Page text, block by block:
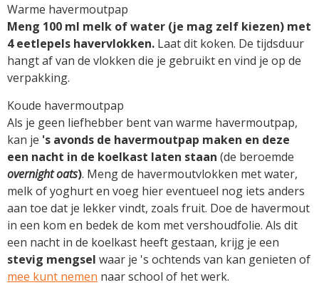
Warme havermoutpap
Meng 100 ml melk of water (je mag zelf kiezen) met
4 eetlepels havervlokken. Laat dit koken. De tijdsduur
hangt af van de vlokken die je gebruikt en vind je op de
verpakking.
Koude havermoutpap
Als je geen liefhebber bent van warme havermoutpap,
kan je 's avonds de havermoutpap maken en deze
een nacht in de koelkast laten staan (de beroemde
overnight oats). Meng de havermoutvlokken met water,
melk of yoghurt en voeg hier eventueel nog iets anders
aan toe dat je lekker vindt, zoals fruit. Doe de havermout
in een kom en bedek de kom met vershoudfolie. Als dit
een nacht in de koelkast heeft gestaan, krijg je een
stevig mengsel waar je 's ochtends van kan genieten of
mee kunt nemen naar school of het werk.